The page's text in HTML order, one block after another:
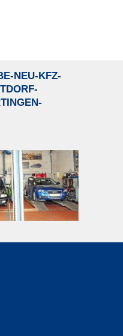
NEU-KFZ-